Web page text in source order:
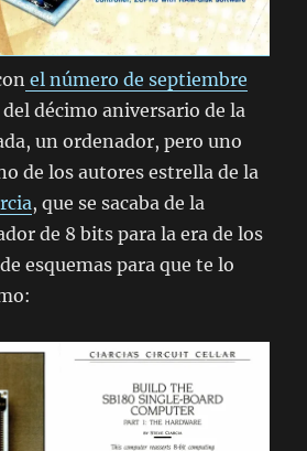
el número de septiembre
del décimo aniversario de la
un ordenador, pero uno
de los autores estrella de la
, que se sacaba de la
de 8 bits para la era de los
esquemas para que te lo